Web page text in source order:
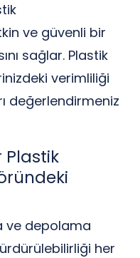
ve güvenli bir
sağlar. Plastik
verimliliği
değerlendirmeniz
Plastik
ve depolama
her